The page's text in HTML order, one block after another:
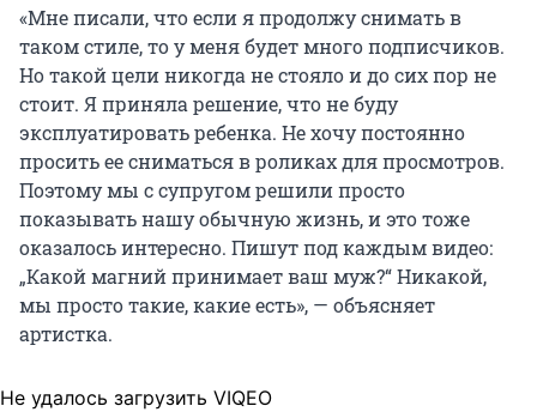
«Мне писали, что если я продолжу снимать в
таком стиле, то у меня будет много подписчиков.
Но такой цели никогда не стояло и до сих пор не
стоит. Я приняла решение, что не буду
эксплуатировать ребенка. Не хочу постоянно
просить ее сниматься в роликах для просмотров.
Поэтому мы с супругом решили просто
показывать нашу обычную жизнь, и это тоже
оказалось интересно. Пишут под каждым видео:
„Какой магний принимает ваш муж?“ Никакой,
мы просто такие, какие есть», — объясняет
артистка.
Не удалось загрузить VIQEO